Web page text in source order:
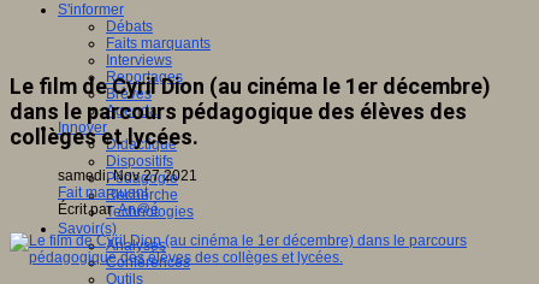
S'informer
Débats
Faits marquants
Interviews
Reportages
Brèves
Agenda
Innover
Didactique
Dispositifs
Pédagogie
Recherche
Technologies
Savoir(s)
Analyses
Conférences
Outils
Le film de Cyril Dion (au cinéma le 1er décembre)
dans le parcours pédagogique des élèves des
collèges et lycées.
samedi, Nov 27 2021
Fait marquant
Écrit parAn@é